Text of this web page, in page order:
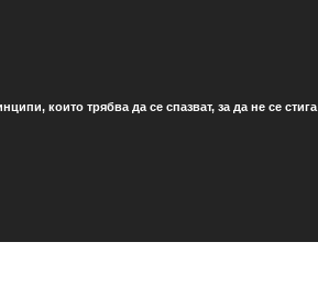
които трябва да се спазват, за да не се стига